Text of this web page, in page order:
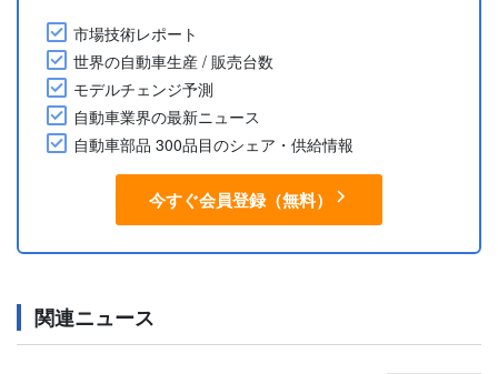
市場技術レポート
世界の自動車生産 / 販売台数
モデルチェンジ予測
自動車業界の最新ニュース
自動車部品 300品目のシェア・供給情報
今すぐ会員登録（無料）
関連ニュース